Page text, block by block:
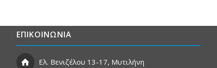
ΕΠΙΚΟΙΝΩΝΙΑ
Ελ. Βενιζέλου 13-17, Μυτιλήνη